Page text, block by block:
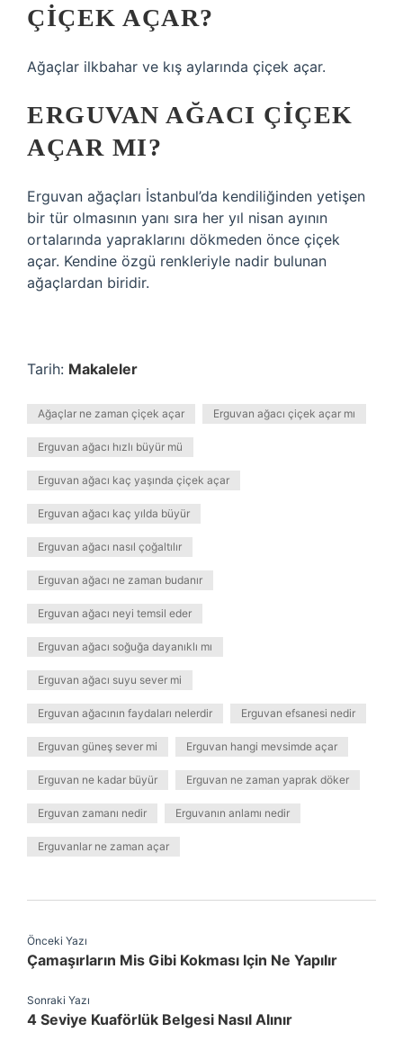
ÇIÇEK AÇAR?
Ağaçlar ilkbahar ve kış aylarında çiçek açar.
ERGUVAN AĞACI ÇIÇEK
AÇAR MI?
Erguvan ağaçları İstanbul’da kendiliğinden yetişen
bir tür olmasının yanı sıra her yıl nisan ayının
ortalarında yapraklarını dökmeden önce çiçek
açar. Kendine özgü renkleriyle nadir bulunan
ağaçlardan biridir.
Tarih: Makaleler
Ağaçlar ne zaman çiçek açar Erguvan ağacı çiçek açar mı
Erguvan ağacı hızlı büyür mü
Erguvan ağacı kaç yaşında çiçek açar
Erguvan ağacı kaç yılda büyür
Erguvan ağacı nasıl çoğaltılır
Erguvan ağacı ne zaman budanır
Erguvan ağacı neyi temsil eder
Erguvan ağacı soğuğa dayanıklı mı
Erguvan ağacı suyu sever mi
Erguvan ağacının faydaları nelerdir Erguvan efsanesi nedir
Erguvan güneş sever mi Erguvan hangi mevsimde açar
Erguvan ne kadar büyür Erguvan ne zaman yaprak döker
Erguvan zamanı nedir Erguvanın anlamı nedir
Erguvanlar ne zaman açar
Önceki Yazı
Çamaşırların Mis Gibi Kokması Için Ne Yapılır
Sonraki Yazı
4 Seviye Kuaförlük Belgesi Nasıl Alınır